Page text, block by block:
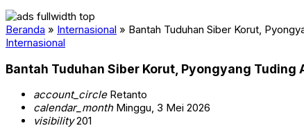
Beranda » Internasional » Bantah Tuduhan Siber Korut,
Internasional
Bantah Tuduhan Siber Korut, Pyongyang
account_circleRetanto
calendar_monthMinggu, 3 Mei 2026
visibility201